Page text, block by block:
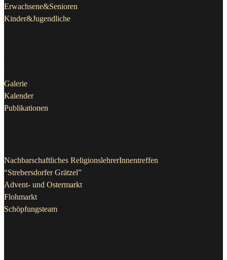
Erwachsene&Senioren
Kinder&Jugendliche
Galerie
Kalender
Publikationen
Nachbarschaftliches ReligionslehrerInnentreffen
“Strebersdorfer Grätzel”
Advent- und Ostermarkt
Flohmarkt
Schöpfungsteam